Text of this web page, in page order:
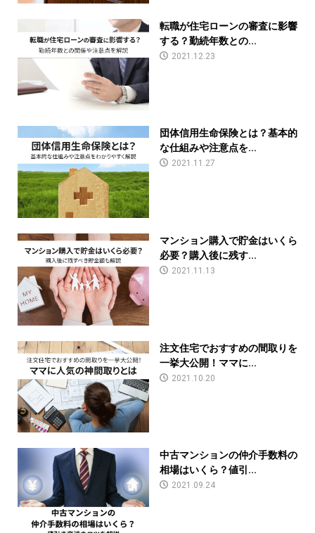
転職が住宅ローンの審査に影響
する？勤続年数との...
2021.12.23
団体信用生命保険とは？基本的
な仕組みや注意点を...
2021.11.27
マンション購入で貯金はいくら
必要？購入後に残す...
2021.11.13
注文住宅でおすすめの間取りを
一挙大公開！ママに...
2021.10.20
中古マンションの仲介手数料の
相場はいくら？値引...
2021.09.24